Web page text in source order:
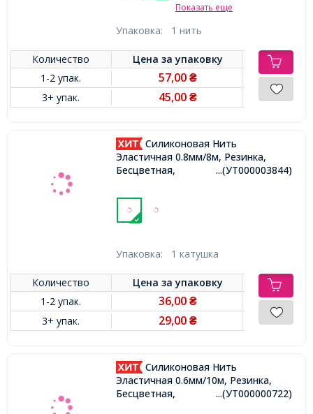
Показать еще
Упаковка: 1 нить
Количество Цена заупаковку
1-2 упак.
57,00₴
3+ упак. 45,00₴
Силиконовая Нить
Эластичная 0.8мм/8м, Резинка,
Бесцветная,
...(УТ000003844)
Упаковка: 1 катушка
Количество Цена заупаковку
1-2 упак.
36,00₴
3+ упак. 29,00₴
Силиконовая Нить
Эластичная 0.6мм/10м, Резинка,
Бесцветная,
...(УТ000000722)